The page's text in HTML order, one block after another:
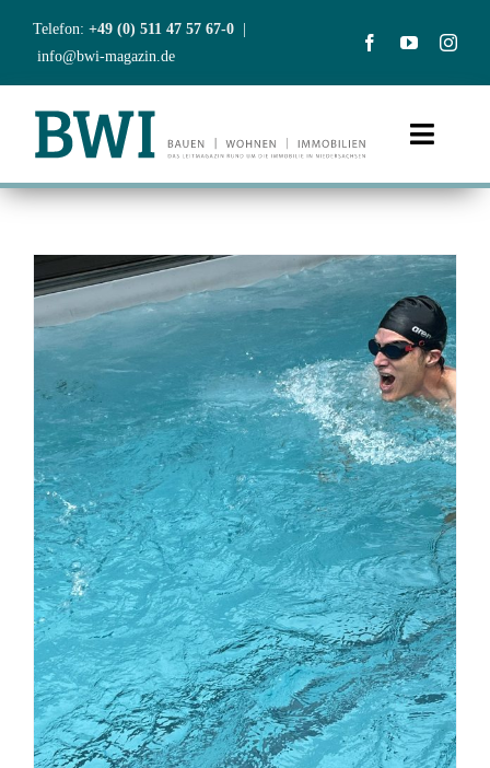
Inhalt
springen
Telefon: +49 (0) 511 47 57 67-0
info@bwi-magazin.de
Toggle
Aktuelles
Ausgaben
BWIclub
Über BWI
Kontakt
Suche
nach: